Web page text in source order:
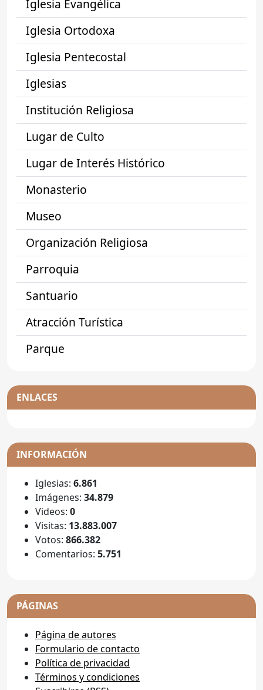
Iglesia Evangélica
Iglesia Ortodoxa
Iglesia Pentecostal
Iglesias
Institución Religiosa
Lugar de Culto
Lugar de Interés Histórico
Monasterio
Museo
Organización Religiosa
Parroquia
Santuario
Atracción Turística
Parque
ENLACES
INFORMACIÓN
Iglesias: 6.861
Imágenes: 34.879
Videos: 0
Visitas: 13.883.007
Votos: 866.382
Comentarios: 5.751
PÁGINAS
Página de autores
Formulario de contacto
Política de privacidad
Términos y condiciones